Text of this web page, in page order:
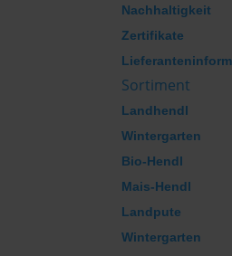
Nachhaltigkeit
Zertifikate
Sortiment
Landhendl
Wintergarten
Bio-Hendl
Mais-Hendl
Landpute
Wintergarten